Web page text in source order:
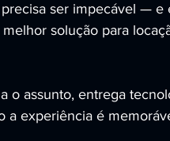
ser impecável — e
solução para
o assunto, entrega
a experiência é